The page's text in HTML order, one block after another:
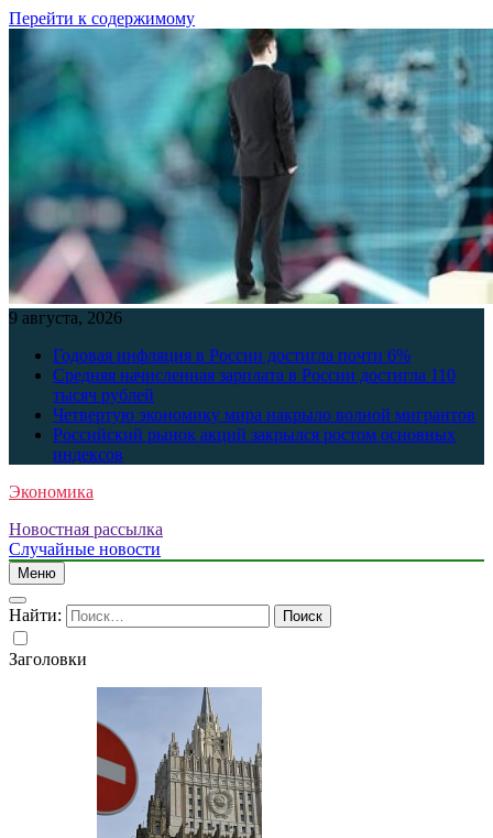
Перейти к содержимому
9 августа, 2026
Годовая инфляция в России достигла почти 6%
Средняя начисленная зарплата в России достигла 110
тысяч рублей
Четвертую экономику мира накрыло волной мигрантов
Российский рынок акций закрылся ростом основных
индексов
Экономика
Новостная рассылка
Случайные новости
Меню
Найти:
Заголовки